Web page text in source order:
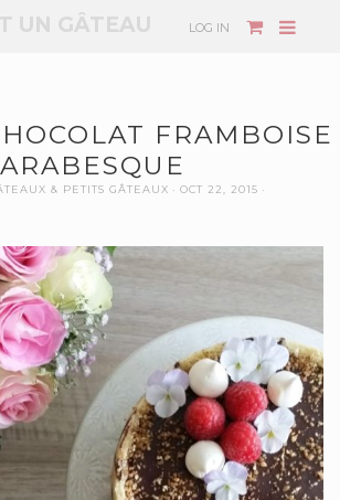
UN GÂTEAU LOG IN
FRAMBOISE
ARABESQUE
& PETITS GÂTEAUX OCT 22, 2015